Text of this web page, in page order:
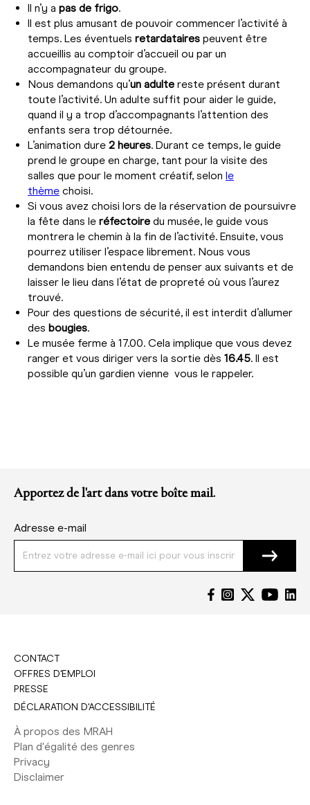
Il n’y a pas de frigo.
Il est plus amusant de pouvoir commencer l’activité à
temps. Les éventuels retardataires peuvent être
accueillis au comptoir d’accueil ou par un
accompagnateur du groupe.
Nous demandons qu’un adulte reste présent durant
toute l’activité. Un adulte suffit pour aider le guide,
quand il y a trop d’accompagnants l’attention des
enfants sera trop détournée.
L’animation dure 2 heures. Durant ce temps, le guide
prend le groupe en charge, tant pour la visite des
salles que pour le moment créatif, selon le
thème choisi.
Si vous avez choisi lors de la réservation de poursuivre
la fête dans le réfectoire du musée, le guide vous
montrera le chemin à la fin de l’activité. Ensuite, vous
pourrez utiliser l’espace librement. Nous vous
demandons bien entendu de penser aux suivants et de
laisser le lieu dans l’état de propreté où vous l’aurez
trouvé.
Pour des questions de sécurité, il est interdit d’allumer
des bougies.
Le musée ferme à 17.00. Cela implique que vous devez
ranger et vous diriger vers la sortie dès 16.45. Il est
possible qu’un gardien vienne vous le rappeler.
Apportez de l'art dans votre boîte mail.
Adresse e-mail
CONTACT
OFFRES D'EMPLOI
PRESSE
DÉCLARATION D'ACCESSIBILITÉ
À propos des MRAH
Plan d'égalité des genres
Privacy
Disclaimer